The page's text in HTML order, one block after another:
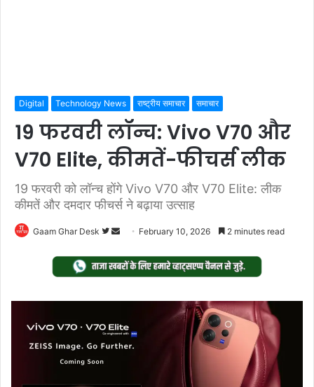
Digital Technology News राष्ट्रीय समाचार समाचार
19 फरवरी लॉन्च: Vivo V70 और
V70 Elite, कीमतें-फीचर्स लीक
19 फरवरी को लॉन्च होंगे Vivo V70 और V70 Elite: लीक
कीमतें और दमदार फीचर्स ने बढ़ाया उत्साह
Gaam Ghar Desk
Follow
Twitter
Send
email
February 10, 2026 2 minutes read